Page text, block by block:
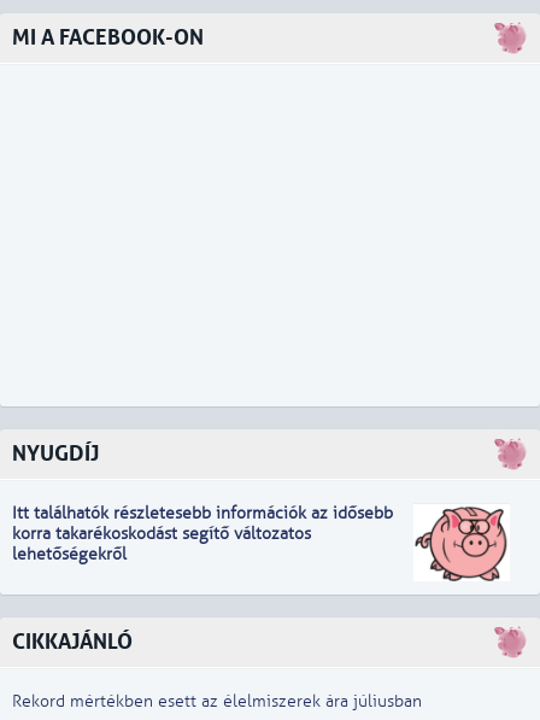
MI A FACEBOOK-ON
NYUGDÍJ
Itt találhatók részletesebb információkaz idősebb
korra takarékoskodást segítő változatos
lehetőségekről
CIKKAJÁNLÓ
Rekord mértékben esett az élelmiszerek ára júliusban